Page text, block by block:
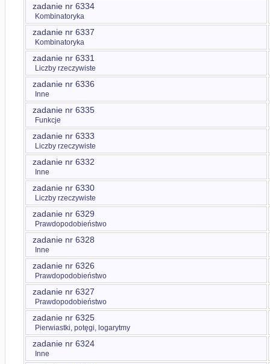
zadanie nr 6334
Kombinatoryka
zadanie nr 6337
Kombinatoryka
zadanie nr 6331
Liczby rzeczywiste
zadanie nr 6336
Inne
zadanie nr 6335
Funkcje
zadanie nr 6333
Liczby rzeczywiste
zadanie nr 6332
Inne
zadanie nr 6330
Liczby rzeczywiste
zadanie nr 6329
Prawdopodobieństwo
zadanie nr 6328
Inne
zadanie nr 6326
Prawdopodobieństwo
zadanie nr 6327
Prawdopodobieństwo
zadanie nr 6325
Pierwiastki, potęgi, logarytmy
zadanie nr 6324
Inne